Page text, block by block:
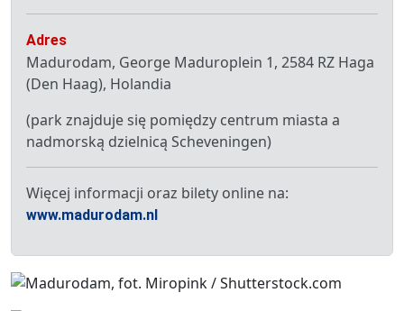
Adres
Madurodam, George Maduroplein 1, 2584 RZ Haga
(Den Haag), Holandia
(park znajduje się pomiędzy centrum miasta a
nadmorską dzielnicą Scheveningen)
Więcej informacji oraz bilety online na:
www.madurodam.nl